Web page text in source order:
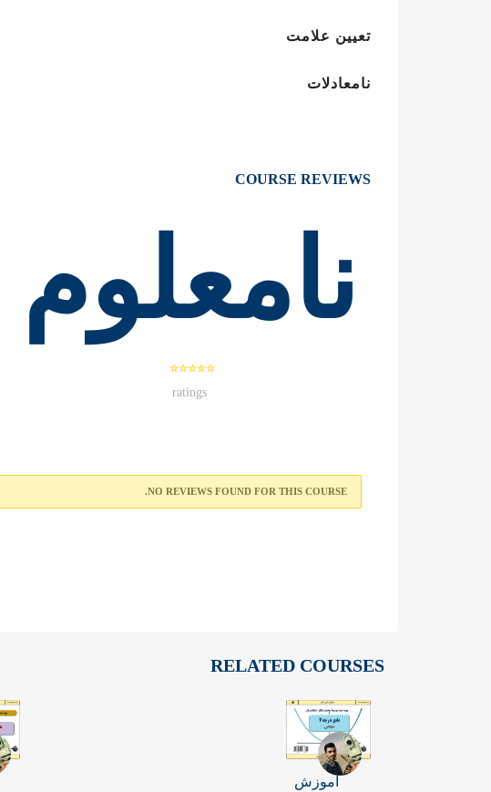
تعیین علامت
نامعادلات
COURSE REVIEWS
نامعلوم
ratings
NO REVIEWS FOUND FOR THIS COURSE.
RELATED COURSES
آموزش